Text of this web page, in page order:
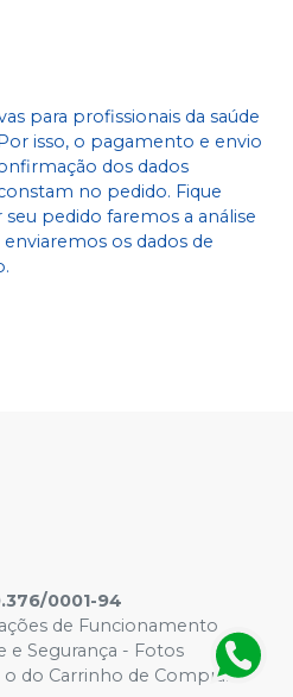
para profissionais da saúde
isso, o pagamento e envio
dos dados
no pedido. Fique
pedido faremos a análise
os dados de
0001-94
de Funcionamento
e Segurança - Fotos
o do Carrinho de Compra.